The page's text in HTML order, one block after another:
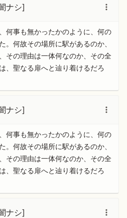
ナシ]
何事も無かったかのように、何の
。何故その場所に駅があるのか、
その理由は一体何なのか、その全
、聖なる扉へと辿り着けるだろ
ナシ]
何事も無かったかのように、何の
。何故その場所に駅があるのか、
その理由は一体何なのか、その全
、聖なる扉へと辿り着けるだろ
ナシ]